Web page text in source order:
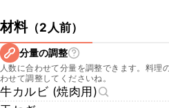
材料（2人前）
分量の調整
人数に合わせて分量を調整できます。料理
わせて調整してくださいね。
牛カルビ (焼肉用)